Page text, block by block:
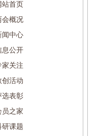
小学
站首页
会概况
闻中心
息公开
家关注
创活动
选表彰
员之家
研课题